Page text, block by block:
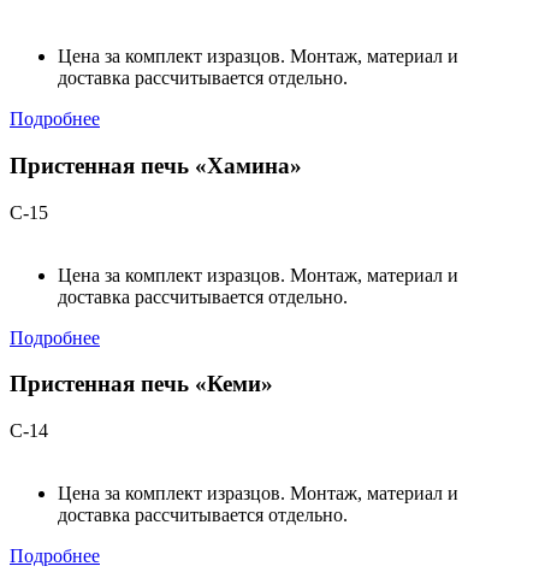
Цена за комплект изразцов. Монтаж, материал и
доставка рассчитывается отдельно.
Подробнее
Пристенная печь «Хамина»
С-15
Цена за комплект изразцов. Монтаж, материал и
доставка рассчитывается отдельно.
Подробнее
Пристенная печь «Кеми»
С-14
Цена за комплект изразцов. Монтаж, материал и
доставка рассчитывается отдельно.
Подробнее